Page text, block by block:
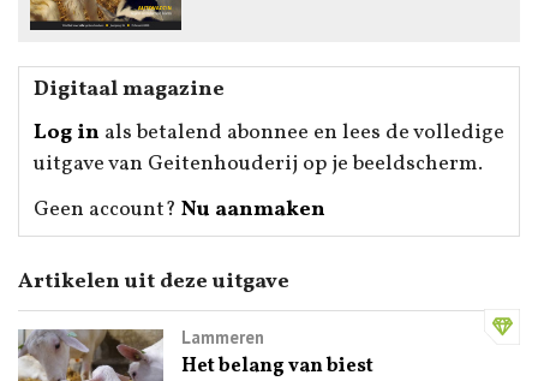
Digitaal magazine
Log in als betalend abonnee en lees de volledige
uitgave van Geitenhouderij op je beeldscherm.
Geen account? Nu aanmaken
Artikelen uit deze uitgave
Lammeren
Het belang van biest